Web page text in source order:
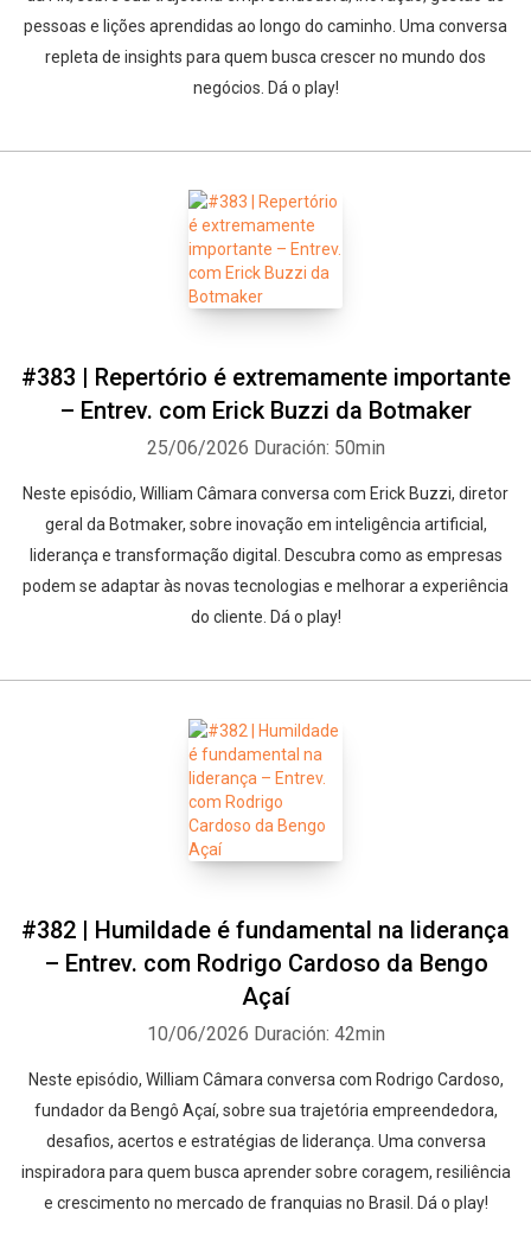
pessoas e lições aprendidas ao longo do caminho. Uma conversa
repleta de insights para quem busca crescer no mundo dos
negócios. Dá o play!
#383 | Repertório é extremamente importante
– Entrev. com Erick Buzzi da Botmaker
25/06/2026 Duración: 50min
Neste episódio, William Câmara conversa com Erick Buzzi, diretor
geral da Botmaker, sobre inovação em inteligência artificial,
liderança e transformação digital. Descubra como as empresas
podem se adaptar às novas tecnologias e melhorar a experiência
do cliente. Dá o play!
#382 | Humildade é fundamental na liderança
– Entrev. com Rodrigo Cardoso da Bengo
Açaí
10/06/2026 Duración: 42min
Neste episódio, William Câmara conversa com Rodrigo Cardoso,
fundador da Bengô Açaí, sobre sua trajetória empreendedora,
desafios, acertos e estratégias de liderança. Uma conversa
inspiradora para quem busca aprender sobre coragem, resiliência
e crescimento no mercado de franquias no Brasil. Dá o play!